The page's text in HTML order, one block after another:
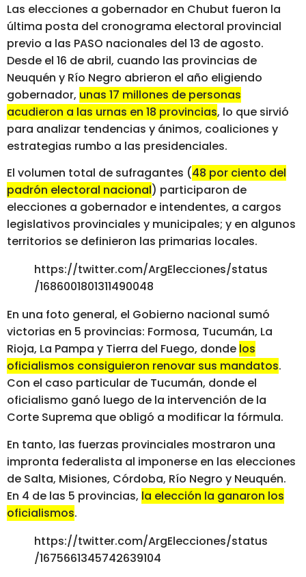
Las elecciones a gobernador en Chubut fueron la
última posta del cronograma electoral provincial
previo a las PASO nacionales del 13 de agosto.
Desde el 16 de abril, cuando las provincias de
Neuquén y Río Negro abrieron el año eligiendo
gobernador, unas 17 millones de personas
acudieron a las urnas en 18 provincias, lo que sirvió
para analizar tendencias y ánimos, coaliciones y
estrategias rumbo a las presidenciales.
El volumen total de sufragantes (48 por ciento del
padrón electoral nacional) participaron de
elecciones a gobernador e intendentes, a cargos
legislativos provinciales y municipales; y en algunos
territorios se definieron las primarias locales.
https://twitter.com/ArgElecciones/status
/1686001801311490048
En una foto general, el Gobierno nacional sumó
victorias en 5 provincias: Formosa, Tucumán, La
Rioja, La Pampa y Tierra del Fuego, donde los
oficialismos consiguieron renovar sus mandatos.
Con el caso particular de Tucumán, donde el
oficialismo ganó luego de la intervención de la
Corte Suprema que obligó a modificar la fórmula.
En tanto, las fuerzas provinciales mostraron una
impronta federalista al imponerse en las elecciones
de Salta, Misiones, Córdoba, Río Negro y Neuquén.
En 4 de las 5 provincias, la elección la ganaron los
oficialismos.
https://twitter.com/ArgElecciones/status
/1675661345742639104